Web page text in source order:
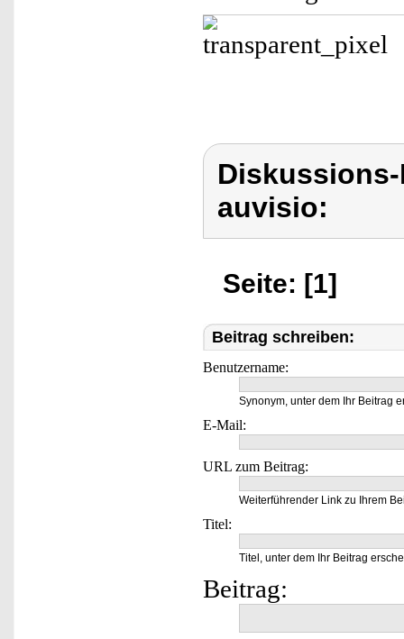
auvisio:
Seite: [1]
Beitrag schreiben:
Benutzername:
Synonym, unter dem Ihr Beitrag
E-Mail:
URL zum Beitrag:
Weiterführender Link zu Ihrem
Titel:
Titel, unter dem Ihr Beitrag
Beitrag: